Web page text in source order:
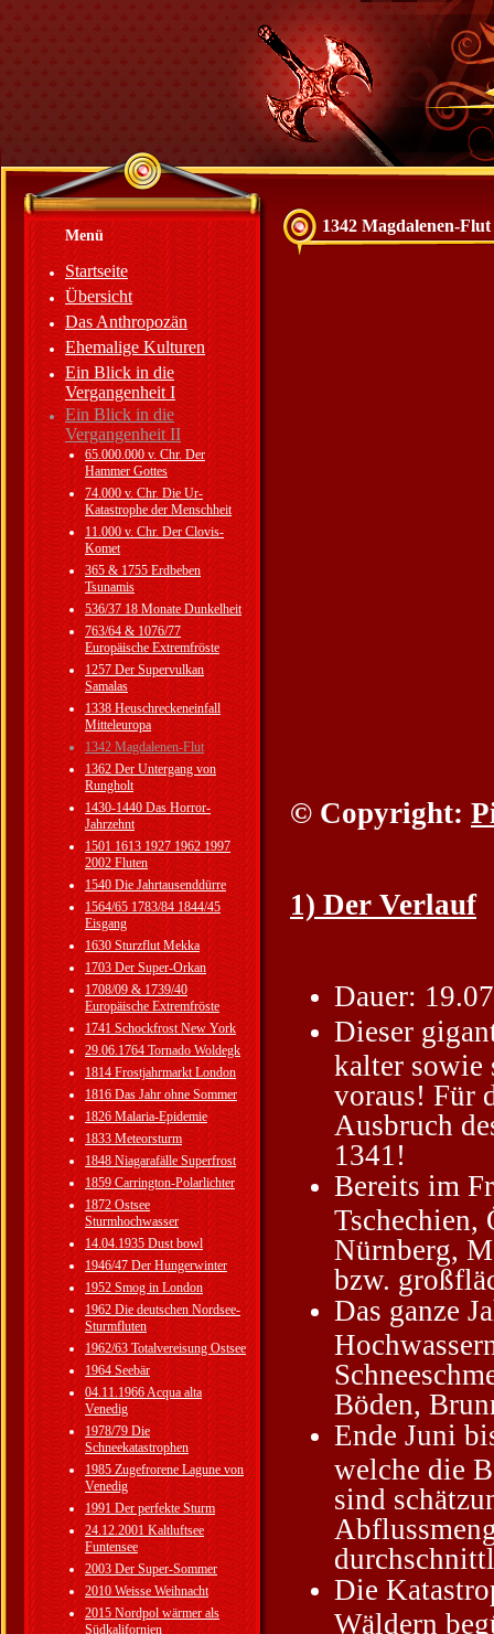
Menü
Startseite
Übersicht
Das Anthropozän
Ehemalige Kulturen
Ein Blick in die
Vergangenheit I
Ein Blick in die
Vergangenheit II
65.000.000 v. Chr. Der
Hammer Gottes
74.000 v. Chr. Die Ur-
Katastrophe der Menschheit
11.000 v. Chr. Der Clovis-
Komet
365 & 1755 Erdbeben
Tsunamis
536/37 18 Monate Dunkelheit
763/64 & 1076/77
Europäische Extremfröste
1257 Der Supervulkan
Samalas
1338 Heuschreckeneinfall
Mitteleuropa
1342 Magdalenen-Flut
1362 Der Untergang von
Rungholt
1430-1440 Das Horror-
Jahrzehnt
1501 1613 1927 1962 1997
2002 Fluten
1540 Die Jahrtausenddürre
1564/65 1783/84 1844/45
Eisgang
1630 Sturzflut Mekka
1703 Der Super-Orkan
1708/09 & 1739/40
Europäische Extremfröste
1741 Schockfrost New York
29.06.1764 Tornado Woldegk
1814 Frostjahrmarkt London
1816 Das Jahr ohne Sommer
1826 Malaria-Epidemie
1833 Meteorsturm
1848 Niagarafälle Superfrost
1859 Carrington-Polarlichter
1872 Ostsee
Sturmhochwasser
14.04.1935 Dust bowl
1946/47 Der Hungerwinter
1952 Smog in London
1962 Die deutschen Nordsee-
Sturmfluten
1962/63 Totalvereisung Ostsee
1964 Seebär
04.11.1966 Acqua alta
Venedig
1978/79 Die
Schneekatastrophen
1985 Zugefrorene Lagune von
Venedig
1991 Der perfekte Sturm
24.12.2001 Kaltluftsee
Funtensee
2003 Der Super-Sommer
2010 Weisse Weihnacht
2015 Nordpol wärmer als
Südkalifornien
1342 Magdalenen-Flut
© Copyright:
1) Der Verlauf
Dauer:
Dieser
kalter sowie
voraus! Für
Ausbruch
1341!
Bereits im
Tschechien,
Nürnberg,
bzw.
Das ganze
Böden,
Ende Juni
welche die
sind
Die
Wäldern